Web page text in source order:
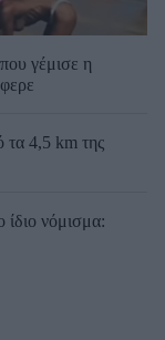
γέμισε η
τα 4,5 km της
νόμισμα: